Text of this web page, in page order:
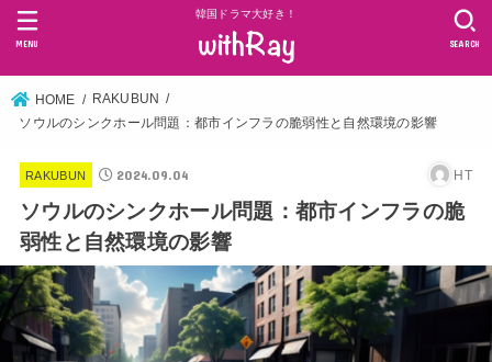
韓国ドラマ大好き！
SEARCH
MENU
HOME
RAKUBUN
ソウルのシンクホール問題：都市インフラの脆弱性と自然環境の影響
RAKUBUN 2024.09.04 HT
ソウルのシンクホール問題：都市インフラの脆
弱性と自然環境の影響